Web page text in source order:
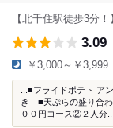
【北千住駅徒歩3分
3.09
￥3,000～￥3,999
...■フライドポテト
き ■天ぷらの盛り合
００円コース②２人分...